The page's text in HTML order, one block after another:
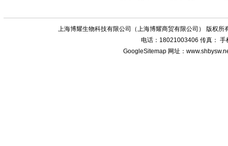
上海博耀生物科技有限公司（上海博耀商贸有限公司） 版权所
电话：18021003406 传真： 手
GoogleSitemap 网址：